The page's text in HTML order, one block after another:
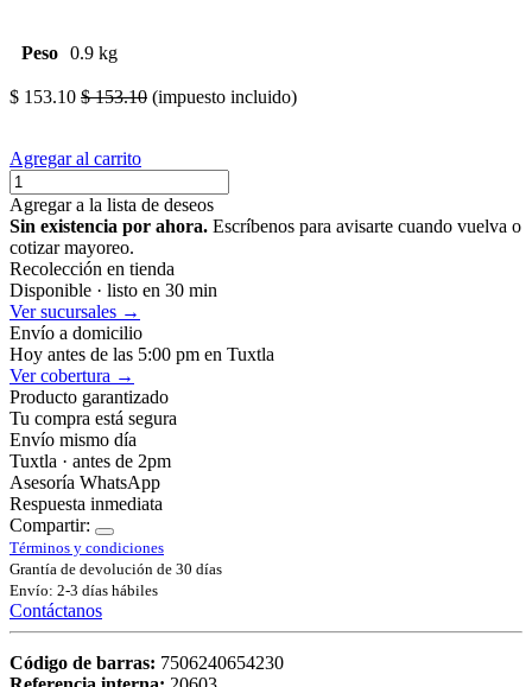
Peso 0.9 kg
$ 153.10 $153.10 (impuesto incluido)
Agregar al carrito
Agregar a la lista de deseos
Sin existencia por ahora. Escríbenos para avisarte cuando vuelva o
cotizar mayoreo.
Recolección en tienda
Disponible · listo en 30 min
Ver sucursales →
Envío a domicilio
Hoy antes de las 5:00 pm en Tuxtla
Ver cobertura →
Producto garantizado
Tu compra está segura
Envío mismo día
Tuxtla · antes de 2pm
Asesoría WhatsApp
Respuesta inmediata
Compartir:
Términos y condiciones
Grantía de devolución de 30 días
Envío: 2-3 días hábiles
Contáctanos
Código de barras: 7506240654230